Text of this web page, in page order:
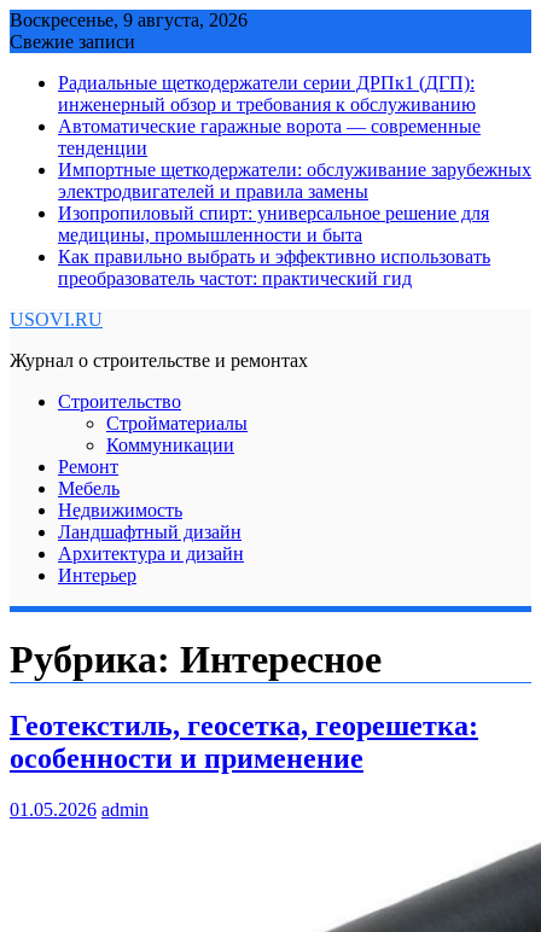
Skip
to
Воскресенье, 9 августа, 2026
Свежие записи
Радиальные щеткодержатели серии ДРПк1 (ДГП):
инженерный обзор и требования к обслуживанию
Автоматические гаражные ворота — современные
тенденции
Импортные щеткодержатели: обслуживание зарубежных
электродвигателей и правила замены
Изопропиловый спирт: универсальное решение для
медицины, промышленности и быта
Как правильно выбрать и эффективно использовать
преобразователь частот: практический гид
USOVI.RU
Журнал о строительстве и ремонтах
Строительство
Стройматериалы
Коммуникации
Ремонт
Мебель
Недвижимость
Ландшафтный дизайн
Архитектура и дизайн
Интерьер
Рубрика: Интересное
Геотекстиль, геосетка, георешетка:
особенности и применение
01.05.2026 admin